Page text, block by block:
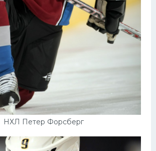
НХЛ Петер Форсберг